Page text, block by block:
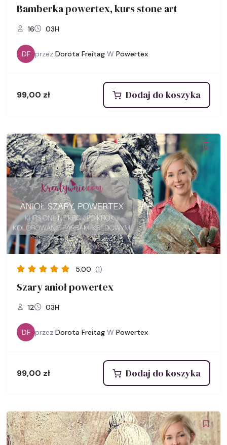
Bamberka powertex, kurs stone art
16 03H
DF przez Dorota Freitag W Powertex
99,00 zł Dodaj do koszyka
5.00 (1)
Szary anioł powertex
12 03H
DF przez Dorota Freitag W Powertex
99,00 zł Dodaj do koszyka